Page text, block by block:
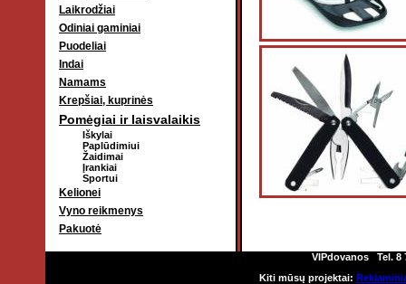
Laikrodžiai
Odiniai gaminiai
Puodeliai
Indai
Namams
Krepšiai, kuprinės
Pomėgiai ir laisvalaikis
Iškylai
Paplūdimiui
Žaidimai
Įrankiai
Sportui
Kelionei
Vyno reikmenys
Pakuotė
VIPdovanos Tel. 8
Kiti mūsų projektai: